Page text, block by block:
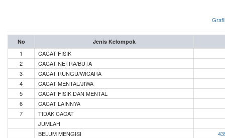
No Jenis Kelompok
1
CACAT FISIK
2
CACAT NETRA/BUTA
3
CACAT RUNGU/WICARA
4
CACAT MENTAL/JIWA
5
CACAT FISIK DAN MENTAL
6
CACAT LAINNYA
7
TIDAK CACAT
JUMLAH
BELUM MENGISI